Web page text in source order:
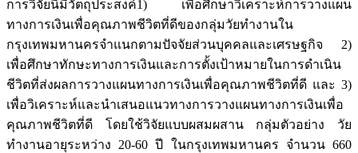
การวิจัยนี้มีวัตถุประสงค์1) เพื่อศึกษาวิเคราะห์การวางแผน
ทางการเงินเพื่อคุณภาพชีวิตที่ดีของกลุ่มวัยทำงานใน
กรุงเทพมหานครจำแนกตามปัจจัยส่วนบุคคลและเศรษฐกิจ 2)
เพื่อศึกษาทักษะทางการเงินและการตั้งเป้าหมายในการดำเนิน
ชีวิตที่ส่งผลการวางแผนทางการเงินเพื่อคุณภาพชีวิตที่ดี และ 3)
เพื่อวิเคราะห์และนำเสนอแนวทางการวางแผนทางการเงินเพื่อ
คุณภาพชีวิตที่ดี โดยใช้วิจัยแบบผสมผสาน กลุ่มตัวอย่าง วัย
ทำงานอายุระหว่าง 20-60 ปี ในกรุงเทพมหานคร จำนวน 660